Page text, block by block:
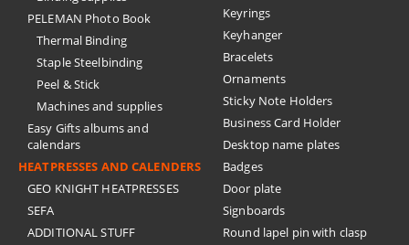
PELEMAN Photo Book
Thermal Binding
Staple Steelbinding
Peel & Stick
Machines and supplies
Easy Gifts albums and
calendars
HEATPRESSES AND CALENDERS
GEO KNIGHT HEATPRESSES
SEFA
ADDITIONAL STUFF
Keyrings
Keyhanger
Bracelets
Ornaments
Sticky Note Holders
Business Card Holder
Desktop name plates
Badges
Door plate
Signboards
Round lapel pin with clasp